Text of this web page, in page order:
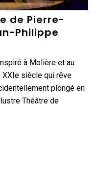
de Pierre-
Philippe
à Molière et au
XXIe siècle qui rêve
plongé en
Théâtre de